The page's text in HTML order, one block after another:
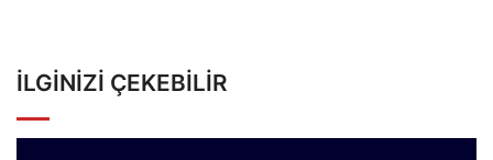
İLGINIZI ÇEKEBILIR